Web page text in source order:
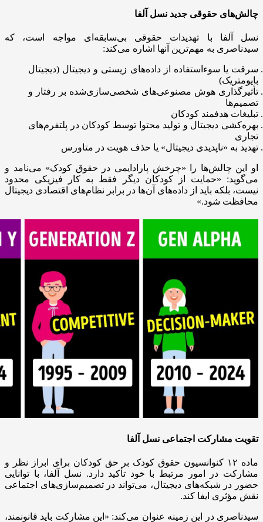
چالش‌های حقوقی جدید نسل آلفا
نسل آلفا با تهدیدات حقوقی بی‌سابقه‌ای مواجه است، که
سیدناصری به مهم‌ترین آنها اشاره می‌کند:
سرقت یا سوءاستفاده از داده‌های زیستی و دیجیتال (دیجیتال
بایومتریک)
تأثیرگذاری هوش مصنوعی‌های شخصی‌سازی‌شده بر رفتار و
تصمیم‌ها
تبلیغات هدفمند کودکان
بهره‌کشی دیجیتال و تولید محتوا توسط کودکان در پلتفرم‌های
تجاری
تهدید به «ناپدیدی دیجیتال» یا حذف هویت در متاورس
او این چالش‌ها را «چرخش پارادایمی در حقوق کودک» می‌نامد و
می‌گوید: «حمایت از کودکان دیگر فقط به کار فیزیکی محدود
نیست، بلکه باید از داده‌های آن‌ها در برابر نظام‌های اقتصادی دیجیتال
محافظت شود.»
تقویت مشارکت اجتماعی نسل آلفا
ماده ۱۲ کنوانسیون حقوق کودک بر حق کودکان برای ابراز نظر و
مشارکت در امور مرتبط با خود تأکید دارد. نسل آلفا، با توانایی
حضور در شبکه‌های دیجیتال، می‌تواند در تصمیم‌سازی‌های اجتماعی
نقش مؤثری ایفا کند.
سیدناصری در این زمینه عنوان می‌کند: «این مشارکت باید قانونمند،